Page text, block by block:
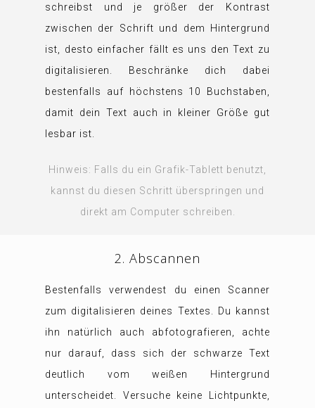
schreibst und je größer der Kontrast
zwischen der Schrift und dem Hintergrund
ist, desto einfacher fällt es uns den Text zu
digitalisieren. Beschränke dich dabei
bestenfalls auf höchstens 10 Buchstaben,
damit dein Text auch in kleiner Größe gut
lesbar ist.
Hinweis: Falls du ein Grafik-Tablett benutzt,
kannst du diesen Schritt überspringen und
direkt am Computer schreiben.
2. Abscannen
Bestenfalls verwendest du einen Scanner
zum digitalisieren deines Textes. Du kannst
ihn natürlich auch abfotografieren, achte
nur darauf, dass sich der schwarze Text
deutlich vom weißen Hintergrund
unterscheidet. Versuche keine Lichtpunkte,